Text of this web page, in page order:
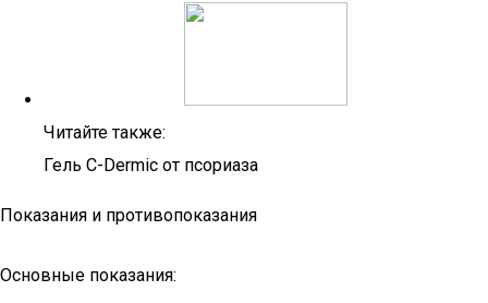
Читайте также:
Гель C-Dermic от псориаза
Показания и противопоказания
Основные показания: